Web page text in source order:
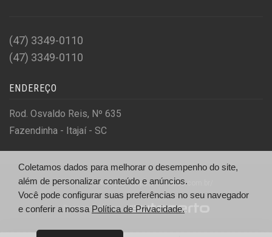
(47) 3349-0110
(47) 3349-0110
ENDEREÇO
Rod. Osvaldo Reis, Nº 635
Fazendinha - Itajaí - SC
© IM MOTORCYCLE - https://immotos.com.br/
Desenvolvido por
Coletamos dados para melhorar o desempenho do site,
além de personalizar conteúdo e anúncios.
Você pode configurar suas preferências no seu navegador
e conferir a nossa Política de Privacidade.